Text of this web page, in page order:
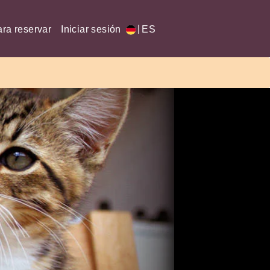
reservar Iniciar sesión ES